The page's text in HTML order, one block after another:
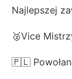
Najlepszej
🥈Vice
🇵🇱